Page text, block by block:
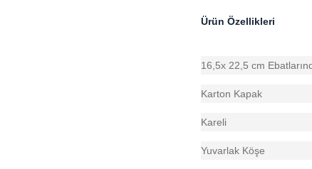
Ürün Özellikleri
16,5x 22,5 cm
Karton Kapak
Kareli
Yuvarlak Köşe